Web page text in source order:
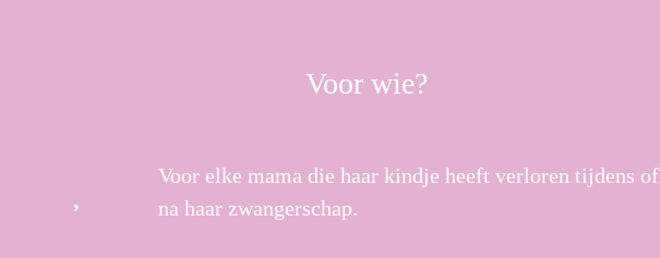
Voor wie?
Voor elke mama die haar kindje heeft verloren tijdens of
na haar zwangerschap.